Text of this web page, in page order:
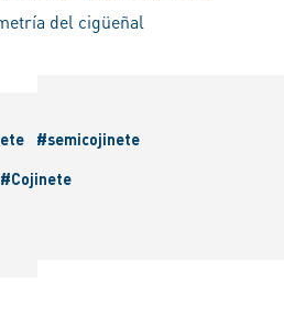
del cigüeñal
#semicojinete
#Cojinete